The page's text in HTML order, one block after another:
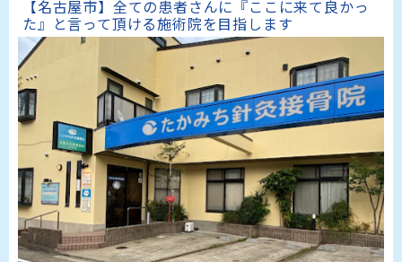
【名古屋市】全ての患者さんに『ここに来て良かっ
た』と言って頂ける施術院を目指します